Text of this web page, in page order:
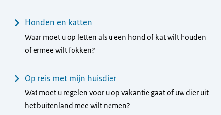
Honden en katten
Waar moet u op letten als u een hond of kat wilt houden
of ermee wilt fokken?
Op reis met mijn huisdier
Wat moet u regelen voor u op vakantie gaat of uw dier uit
het buitenland mee wilt nemen?